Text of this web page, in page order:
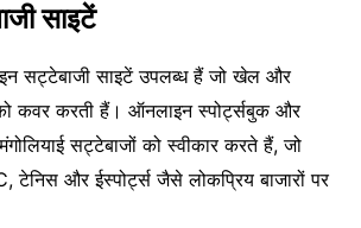
साइटें
सट्टेबाजी साइटें उपलब्ध हैं जो खेल और
कवर करती हैं। ऑनलाइन स्पोर्ट्सबुक और
सट्टेबाजों को स्वीकार करते हैं, जो
टेनिस और ईस्पोर्ट्स जैसे लोकप्रिय बाजारों पर